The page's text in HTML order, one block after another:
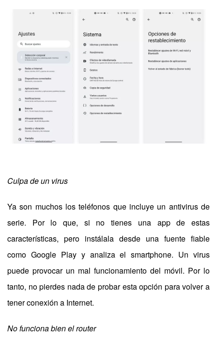
Culpa de un virus
Ya son muchos los teléfonos que incluye un antivirus de
serie. Por lo que, si no tienes una app de estas
características, pero instálala desde una fuente fiable
como Google Play y analiza el smartphone. Un virus
puede provocar un mal funcionamiento del móvil. Por lo
tanto, no pierdes nada de probar esta opción para volver a
tener conexión a Internet.
No funciona bien el router